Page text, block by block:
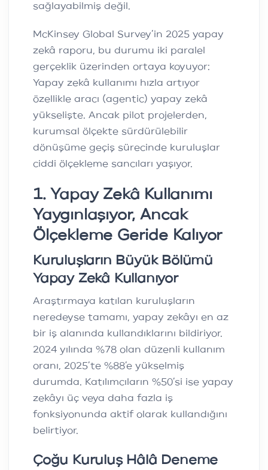
sağlayabilmiş değil.
McKinsey Global Survey’in 2025 yapay
zekâ raporu, bu durumu iki paralel
gerçeklik üzerinden ortaya koyuyor:
Yapay zekâ kullanımı hızla artıyor
özellikle aracı (agentic) yapay zekâ
yükselişte. Ancak pilot projelerden,
kurumsal ölçekte sürdürülebilir
dönüşüme geçiş sürecinde kuruluşlar
ciddi ölçekleme sancıları yaşıyor.
1. Yapay Zekâ Kullanımı
Yaygınlaşıyor, Ancak
Ölçekleme Geride Kalıyor
Kuruluşların Büyük Bölümü
Yapay Zekâ Kullanıyor
Araştırmaya katılan kuruluşların
neredeyse tamamı, yapay zekâyı en az
bir iş alanında kullandıklarını bildiriyor.
2024 yılında %78 olan düzenli kullanım
oranı, 2025’te %88’e yükselmiş
durumda. Katılımcıların %50’si ise yapay
zekâyı üç veya daha fazla iş
fonksiyonunda aktif olarak kullandığını
belirtiyor.
Çoğu Kuruluş Hâlâ Deneme